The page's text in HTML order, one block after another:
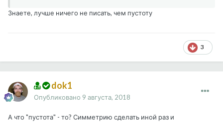
Знаете, лучше ничего не писать, чем пустоту
3
dok1
Опубликовано 9 августа, 2018
А что "пустота" - то? Симметрию сделать иной раз и